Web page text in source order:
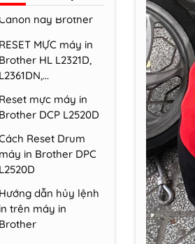
Brother HL L2321D,
L2361DN,...
Reset mực máy in
Brother DCP L2520D
Cách Reset Drum
máy in Brother DPC
Hướng dẫn hủy lệnh
in trên máy in
Brother
Nên mua máy in